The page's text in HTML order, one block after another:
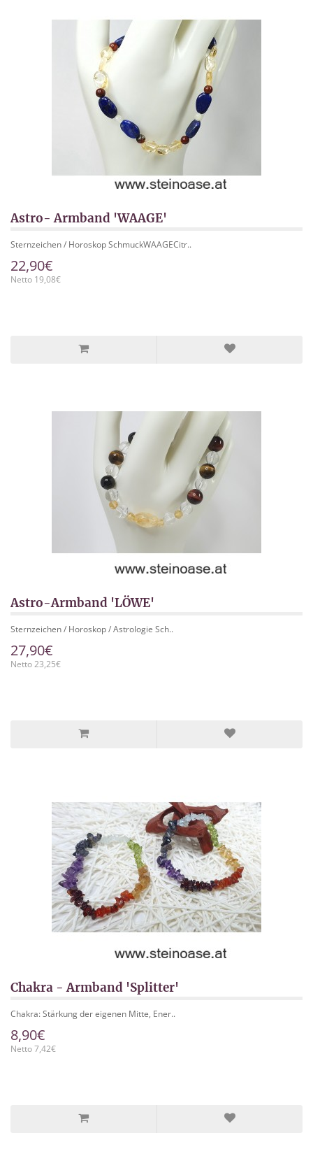
Astro- Armband 'WAAGE'
Sternzeichen / Horoskop SchmuckWAAGECitr..
22,90€
Netto 19,08€
Astro-Armband 'LÖWE'
Sternzeichen / Horoskop / Astrologie Sch..
27,90€
Netto 23,25€
Chakra - Armband 'Splitter'
Chakra: Stärkung der eigenen Mitte, Ener..
8,90€
Netto 7,42€